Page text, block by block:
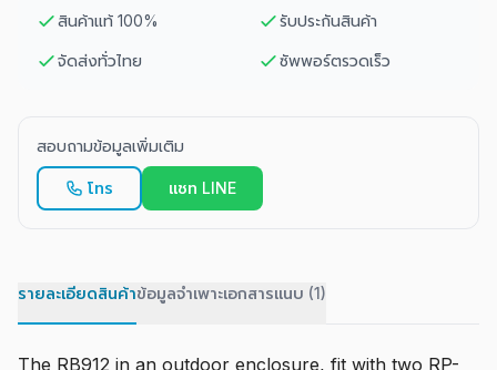
สินค้าแท้ 100% รับประกันสินค้า
จัดส่งทั่วไทย ซัพพอร์ตรวดเร็ว
สอบถามข้อมูลเพิ่มเติม
โทร แชท LINE
รายละเอียดสินค้าข้อมูลจำเพาะเอกสารแนบ (1)
The RB912 in an outdoor enclosure, fit with two RP-